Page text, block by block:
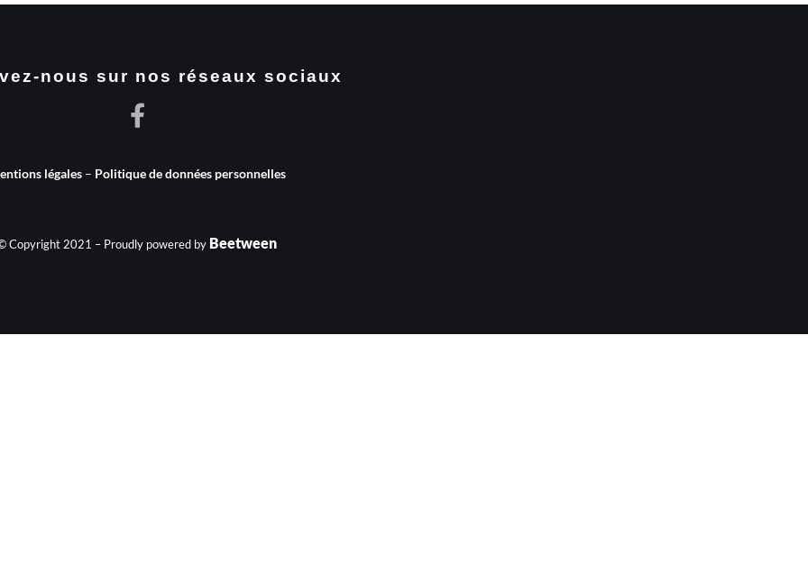
nous sur nos réseaux sociaux
légales – Politique de données personnelles
Copyright 2021 – Proudly powered by Beetween